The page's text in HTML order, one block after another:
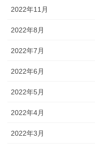
2022年11月
2022年8月
2022年7月
2022年6月
2022年5月
2022年4月
2022年3月